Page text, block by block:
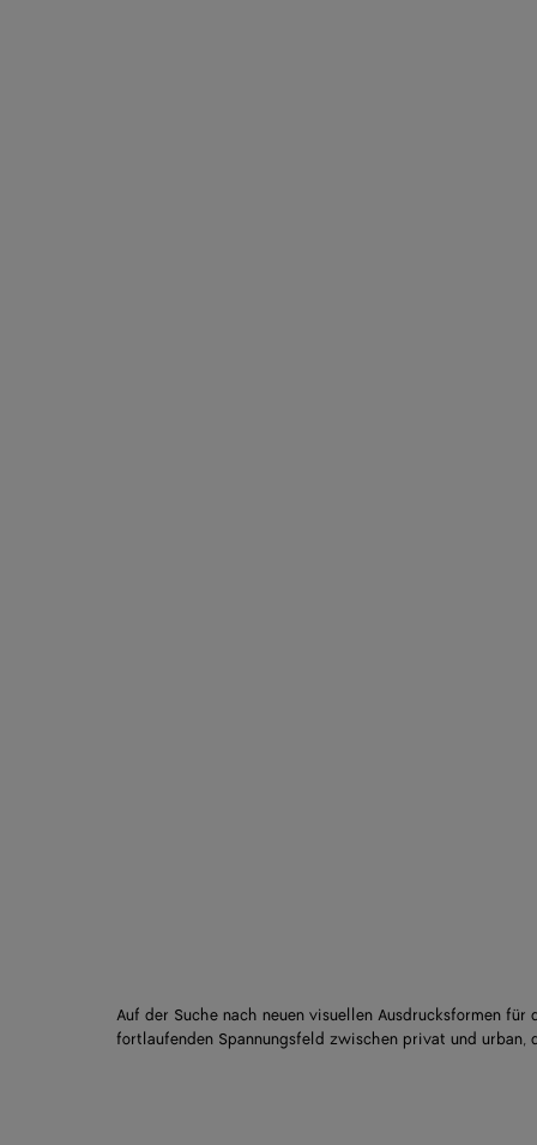
Auf der Suche nach neuen visuellen Ausdrucksformen
fortlaufenden Spannungsfeld zwischen privat und urban,